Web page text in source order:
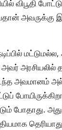
விபூதி
அவருக்கு
மட்டுமல்ல,
அரசியலில்
அவமானம்
போதாது.